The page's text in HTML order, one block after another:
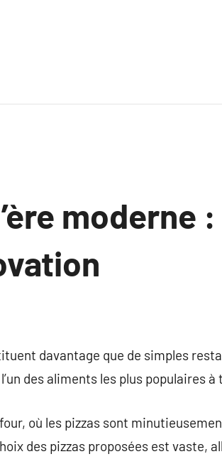
moderne :
davantage que de simples
des aliments les plus populaires à
où les pizzas sont
des pizzas proposées est vaste,